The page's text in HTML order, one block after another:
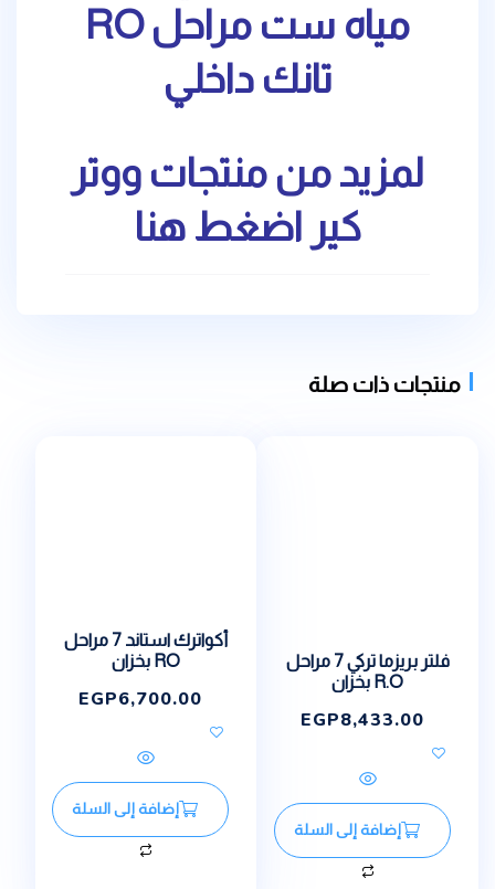
مياه ست مراحل RO
تانك داخلي
لمزيد من منتجات ووتر
كير اضغط هنا
منتجات ذات صلة
فلتر بريزما تركي 7 مراحل
R.O بخزان
EGP8,433.00
إضافة إلى السلة
أكواترك استاند 7 مراحل
RO بخزان
EGP6,700.00
إضافة إلى السلة